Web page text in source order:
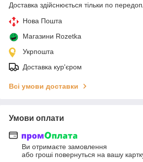
Доставка здійснюється тільки по
Нова Пошта
Магазини Rozetka
Укрпошта
Доставка кур'єром
Всі умови доставки
Умови оплати
Ви отримаєте замовлення
або гроші повернуться на вашу